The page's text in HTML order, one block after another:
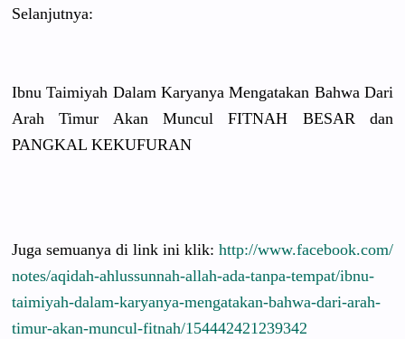
Selanjutnya:
Ibnu Taimiyah Dalam Karyanya Mengatakan Bahwa Dari
Arah Timur Akan Muncul FITNAH BESAR dan
PANGKAL KEKUFURAN
Juga semuanya di link ini klik: http://www.facebook.com/
notes/aqidah-ahlussunnah-allah-ada-tanpa-tempat/ibnu-
taimiyah-dalam-karyanya-mengatakan-bahwa-dari-arah-
timur-akan-muncul-fitnah/154442421239342